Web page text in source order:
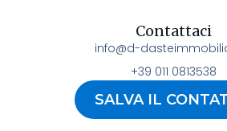
Contattaci
info@d-
+39 011 0813538
SALVA IL